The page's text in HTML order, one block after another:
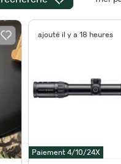
ajouté il y a 18 heures
Paiement 4/10/24X